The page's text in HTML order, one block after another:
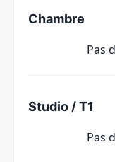
Chambre
Pas
Studio / T1
Pas